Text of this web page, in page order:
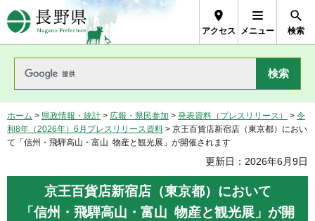
長野県Nagano Prefecture
アクセス メニュー 検索
ホーム > 県政情報・統計 > 広報・県民参加 > 発表資料（プレスリリース） > 令
和8年（2026年）6月プレスリリース資料 > 京王百貨店新宿店（東京都）におい
て「信州・飛騨高山・富山 物産と観光展」が開催されます
更新日：2026年6月9日
京王百貨店新宿店（東京都）において
「信州・飛騨高山・富山 物産と観光展」が開